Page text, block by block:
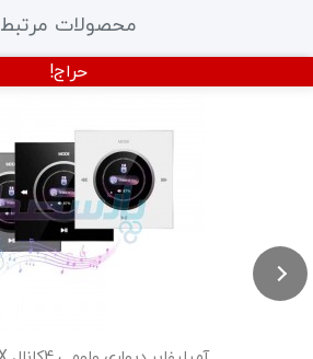
محصولات مرتبط
حراج!